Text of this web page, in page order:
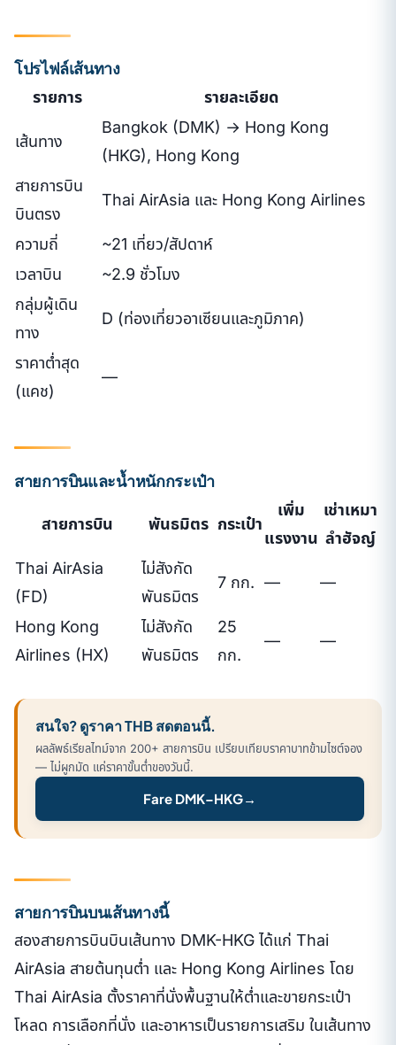
โปรไฟล์เส้นทาง
รายการ รายละเอียด
เส้นทาง
Bangkok (DMK) → Hong Kong
(HKG), Hong Kong
สายการบิน
บินตรง
Thai AirAsia และ Hong Kong Airlines
ความถี่
~21 เที่ยว/สัปดาห์
เวลาบิน
~2.9 ชั่วโมง
กลุ่มผู้เดิน
ทาง
D (ท่องเที่ยวอาเซียนและภูมิภาค)
ราคาต่ำสุด
(แคช)
—
สายการบินและน้ำหนักกระเป๋า
สายการบิน พันธมิตร กระเป๋า
เพิ่ม
แรงงาน
เช่าเหมา
ลำฮัจญ์
Thai AirAsia
(FD)
ไม่สังกัด
พันธมิตร
7 กก. — —
Hong Kong
Airlines (HX)
ไม่สังกัด
พันธมิตร
25
กก.
— —
สนใจ? ดูราคา THB สดตอนนี้.
ผลลัพธ์เรียลไทม์จาก 200+ สายการบิน เปรียบเทียบราคาบาทข้ามไซต์จอง
— ไม่ผูกมัด แค่ราคาขั้นต่ำของวันนี้.
Fare DMK–HKG→
สายการบินบนเส้นทางนี้
สองสายการบินบินเส้นทาง DMK-HKG ได้แก่ Thai
AirAsia สายต้นทุนต่ำ และ Hong Kong Airlines โดย
Thai AirAsia ตั้งราคาที่นั่งพื้นฐานให้ต่ำและขายกระเป๋า
โหลด การเลือกที่นั่ง และอาหารเป็นรายการเสริม ในเส้นทาง